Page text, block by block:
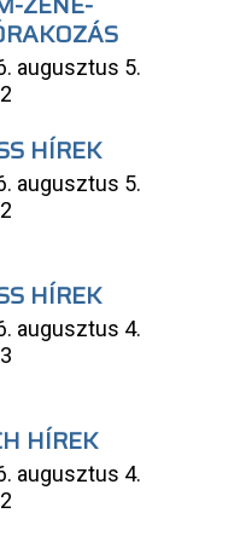
augusztus 5.
HÍREK
augusztus 5.
HÍREK
augusztus 4.
HÍREK
augusztus 4.